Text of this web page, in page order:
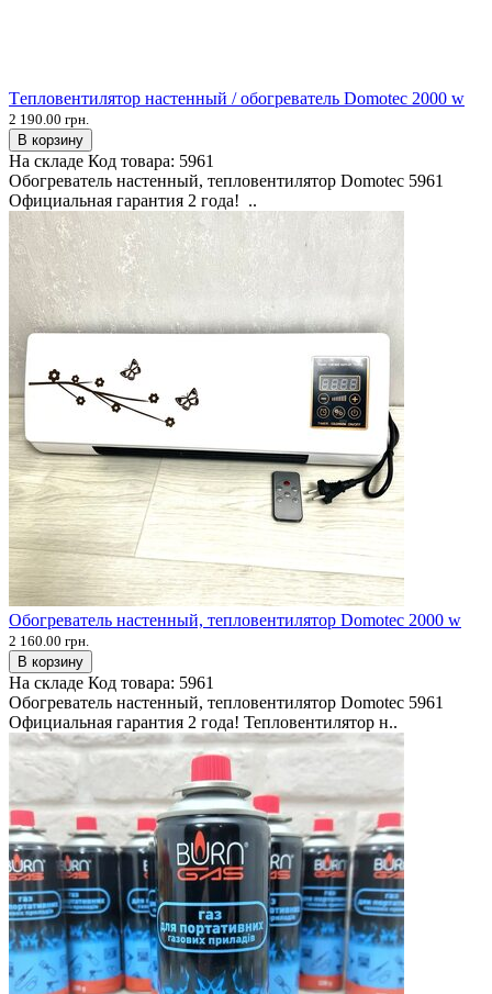
Tепловентилятор настенный / обогреватель Domotec 2000 w
2 190.00 грн.
В корзину
На складе Код товара: 5961
Обогреватель настенный, тепловентилятор Domotec 5961
Официальная гарантия 2 года! ..
Обогреватель настенный, тепловентилятор Domotec 2000 w
2 160.00 грн.
В корзину
На складе Код товара: 5961
Обогреватель настенный, тепловентилятор Domotec 5961
Официальная гарантия 2 года! Тепловентилятор н..